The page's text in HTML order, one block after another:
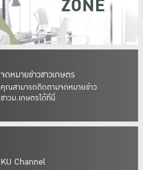
จดหมายข่าวชาวเกษตร
คุณสามารถติดตามจดหมายข่าว
ชาวม.เกษตรได้ที่นี่
ZONE
KU Channel